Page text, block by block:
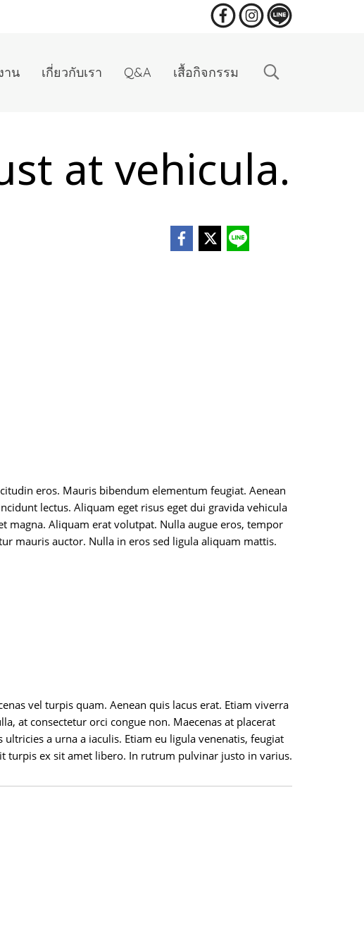
าน เกี่ยวกับเรา Q&A เสื้อกิจกรรม
at vehicula.
eros. Mauris bibendum elementum feugiat. Aenean
lectus. Aliquam eget risus eget dui gravida vehicula
magna. Aliquam erat volutpat. Nulla augue eros, tempor
mauris auctor. Nulla in eros sed ligula aliquam mattis.
vel turpis quam. Aenean quis lacus erat. Etiam viverra
at consectetur orci congue non. Maecenas at placerat
a urna a iaculis. Etiam eu ligula venenatis, feugiat
turpis ex sit amet libero. In rutrum pulvinar justo in varius.